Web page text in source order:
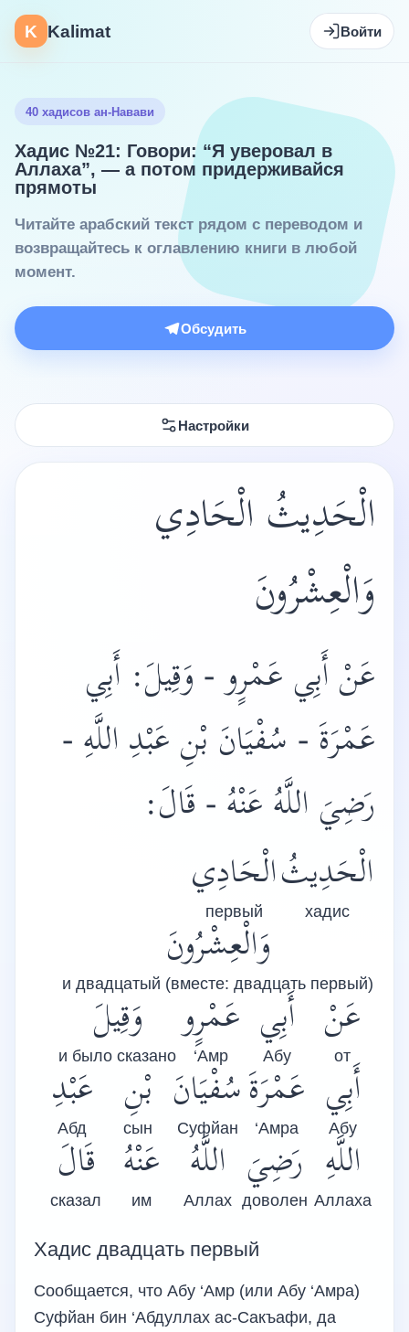
K Kalimat Войти
40 хадисов ан-Навави
Хадис №21: Говори: “Я уверовал в
Аллаха”, — а потом придерживайся
прямоты
Читайте арабский текст рядом с переводом и
возвращайтесь к оглавлению книги в любой
момент.
Обсудить
Настройки
الْحَدِيثُ الْحَادِي
وَالْعِشْرُونَ
عَنْ أَبِي عَمْرٍو - وَقِيلَ: أَبِي
عَمْرَةَ - سُفْيَانَ بْنِ عَبْدِ اللَّهِ -
رَضِيَ اللَّهُ عَنْهُ - قَالَ:
الْحَدِيثُ
хадис
الْحَادِي
первый
وَالْعِشْرُونَ
и двадцатый (вместе: двадцать первый)
عَنْ
от
أَبِي
Абу
عَمْرٍو
‘Амр
وَقِيلَ
и было сказано
أَبِي
Абу
عَمْرَةَ
‘Амра
سُفْيَانَ
Суфйан
بْنِ
сын
عَبْدِ
Абд
اللَّهِ
Аллаха
رَضِيَ
доволен
اللَّهُ
Аллах
عَنْهُ
им
قَالَ
сказал
Хадис двадцать первый
Сообщается, что Абу ‘Амр (или Абу ‘Амра)
Суфйан бин ‘Абдуллах ас-Сакъафи, да